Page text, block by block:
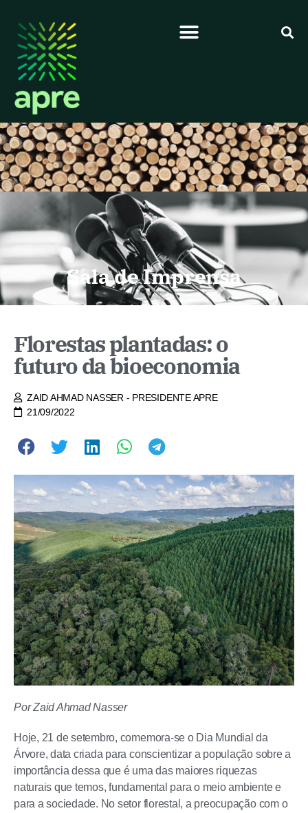
Sala de Imprensa
Florestas plantadas: o
futuro da bioeconomia
ZAID AHMAD NASSER - PRESIDENTE APRE
21/09/2022
Por Zaid Ahmad Nasser
Hoje, 21 de setembro, comemora-se o Dia Mundial da
Árvore, data criada para conscientizar a população sobre a
importância dessa que é uma das maiores riquezas
naturais que temos, fundamental para o meio ambiente e
para a sociedade. No setor florestal, a preocupação com o